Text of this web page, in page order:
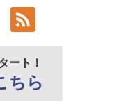
ート！
ちら